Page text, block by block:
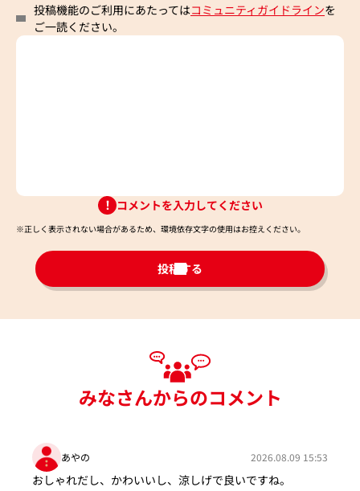
投稿機能のご利用にあたってはコミュニティガイドラインを
ご一読ください。
コメントを入力してください
※正しく表示されない場合があるため、環境依存文字の使用はお控えください。​
投稿する
みなさんからのコメント
あやの 2026.08.09 15:53
おしゃれだし、かわいいし、涼しげで良いですね。